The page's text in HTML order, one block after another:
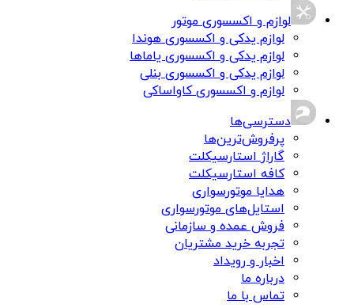
لوازم و اکسسوری موتور
لوازم یدکی و اکسسوری هوندا
لوازم یدکی و اکسسوری یاماها
لوازم یدکی و اکسسوری بنلی
لوازم و اکسسوری کاواساکی
دسترسی‌ها
پرفروش‌ترین‌ها
گاراژ استارسیکلت
کافه استارسیکلت
هدایا موتورسواری
استایل‌های موتورسواری
فروش عمده و سازمانی
تجربه خرید مشتریان
اخبار و رویداد
درباره ما
تماس با ما